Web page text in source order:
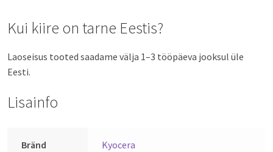
Kui kiire on tarne Eestis?
Laoseisus tooted saadame välja 1–3 tööpäeva jooksul üle
Eesti.
Lisainfo
Bränd Kyocera